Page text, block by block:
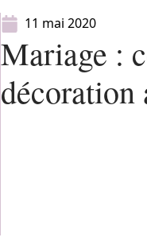
11 mai 2020
Mariage :
décoration